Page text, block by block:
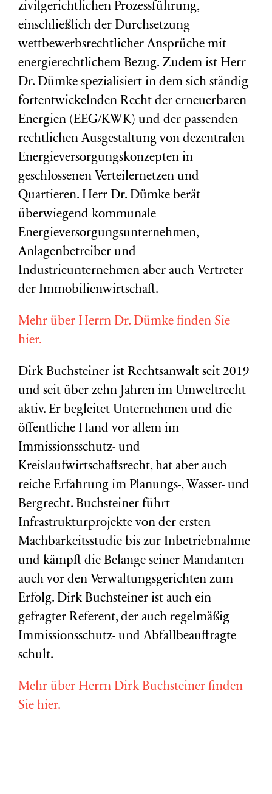
zivilgerichtlichen Prozessführung,
einschließlich der Durchsetzung
wettbewerbsrechtlicher Ansprüche mit
energierechtlichem Bezug. Zudem ist Herr
Dr. Dümke spezialisiert in dem sich ständig
fortentwickelnden Recht der erneuerbaren
Energien (EEG/KWK) und der passenden
rechtlichen Ausgestaltung von dezentralen
Energieversorgungskonzepten in
geschlossenen Verteilernetzen und
Quartieren. Herr Dr. Dümke berät
überwiegend kommunale
Energieversorgungsunternehmen,
Anlagenbetreiber und
Industrieunternehmen aber auch Vertreter
der Immobilienwirtschaft.
Mehr über Herrn Dr. Dümke finden Sie
hier.
Dirk Buchsteiner ist Rechtsanwalt seit 2019
und seit über zehn Jahren im Umweltrecht
aktiv. Er begleitet Unternehmen und die
öffentliche Hand vor allem im
Immissionsschutz- und
Kreislaufwirtschaftsrecht, hat aber auch
reiche Erfahrung im Planungs-, Wasser- und
Bergrecht. Buchsteiner führt
Infrastrukturprojekte von der ersten
Machbarkeitsstudie bis zur Inbetriebnahme
und kämpft die Belange seiner Mandanten
auch vor den Verwaltungsgerichten zum
Erfolg. Dirk Buchsteiner ist auch ein
gefragter Referent, der auch regelmäßig
Immissionsschutz- und Abfallbeauftragte
schult.
Mehr über Herrn Dirk Buchsteiner finden
Sie hier.